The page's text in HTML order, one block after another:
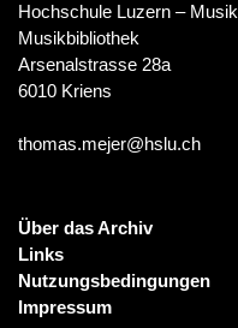
Hochschule Luzern – Musik
Musikbibliothek
Arsenalstrasse 28a
6010 Kriens
thomas.mejer@hslu.ch
Über das Archiv
Links
Nutzungsbedingungen
Impressum